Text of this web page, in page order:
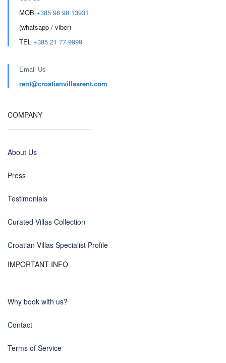
MOB +385 98 98 13931
(whatsapp / viber)
TEL +385 21 77 9999
Email Us
rent@croatianvillasrent.com
COMPANY
About Us
Press
Testimonials
Curated Villas Collection
Croatian Villas Specialist Profile
IMPORTANT INFO
Why book with us?
Contact
Terms of Service